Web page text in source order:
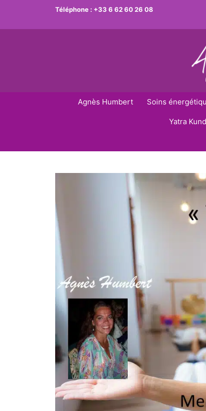
contenu
Téléphone : +33 6 62 60 26 08
Agnès Humbert Soins
Yatra